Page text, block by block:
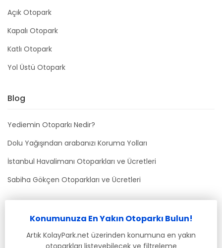
Açık Otopark
Kapalı Otopark
Katlı Otopark
Yol Üstü Otopark
Blog
Yediemin Otoparkı Nedir?
Dolu Yağışından arabanızı Koruma Yolları
İstanbul Havalimanı Otoparkları ve Ücretleri
Sabiha Gökçen Otoparkları ve Ücretleri
Konumunuza En Yakın Otoparkı Bulun!
Artık KolayPark.net üzerinden konumuna en yakın
otoparkları listeyebilecek ve filtreleme